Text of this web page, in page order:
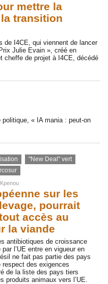
mettre la
transition
de I4CE, qui viennent de lancer
Julie Evain », créé en
cheffe de projet à I4CE, décédé
politique, « IA mania : peut-on
"New Deal" vert
sur les
pourrait
accès au
la viande
antibiotiques de croissance
l’UE entre en vigueur en
ne fait pas partie des pays
des exigences
de la liste des pays tiers
produits animaux vers l’UE.